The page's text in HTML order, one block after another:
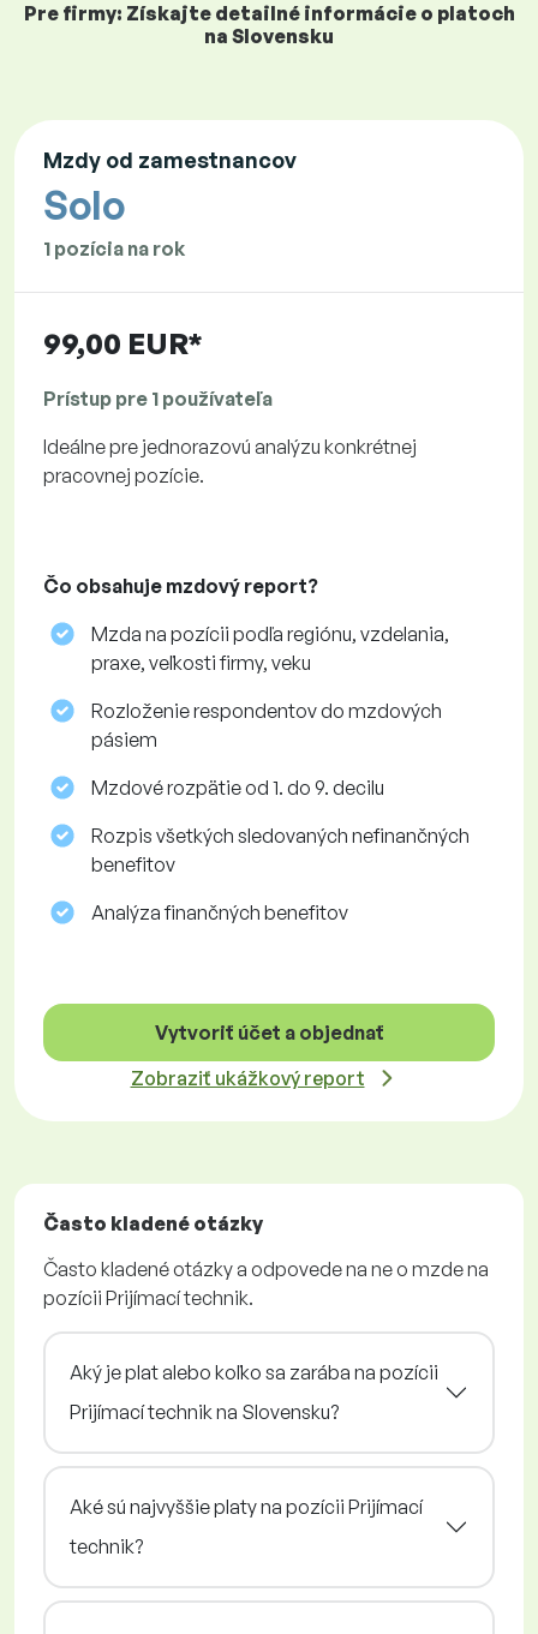
Pre firmy: Získajte detailné informácie o platoch
na Slovensku
Mzdy od zamestnancov
Solo
1 pozícia na rok
99,00 EUR*
Prístup pre 1 používateľa
Ideálne pre jednorazovú analýzu konkrétnej
pracovnej pozície.
Čo obsahuje mzdový report?
Mzda na pozícii podľa regiónu, vzdelania,
praxe, veľkosti firmy, veku
Rozloženie respondentov do mzdových
pásiem
Mzdové rozpätie od 1. do 9. decilu
Rozpis všetkých sledovaných nefinančných
benefitov
Analýza finančných benefitov
Vytvoriť účet a objednať
Zobraziť ukážkový report
Často kladené otázky
Často kladené otázky a odpovede na ne o mzde na
pozícii Prijímací technik.
Aký je plat alebo koľko sa zarába na pozícii
Prijímací technik na Slovensku?
Aké sú najvyššie platy na pozícii Prijímací
technik?